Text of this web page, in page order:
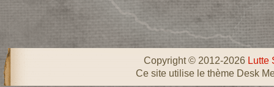
Copyright © 2012-2026 Lutte
Ce site utilise le thème Desk